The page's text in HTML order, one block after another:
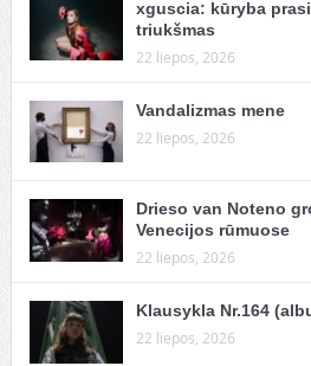
xguscia: kūryba
triukšmas
22 liepos, 2026
Vandalizmas mene
22 liepos, 2026
Drieso van Noteno
Venecijos rūmuose
22 liepos, 2026
Klausykla Nr.164
22 liepos, 2026